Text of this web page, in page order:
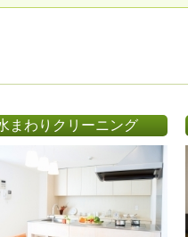
まわりクリーニング